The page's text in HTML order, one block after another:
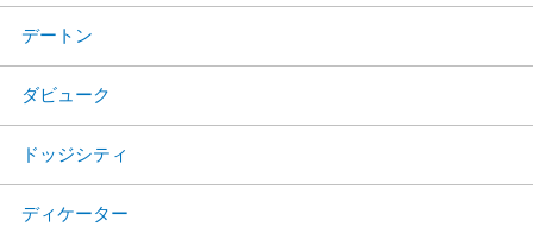
デートン
ダビューク
ドッジシティ
ディケーター